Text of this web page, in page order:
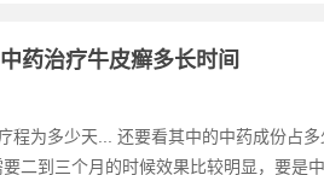
药治疗牛皮癣多长时间
程为多少天... 还要看其中的中药成份占多
二到三个月的时候效果比较明显，要是